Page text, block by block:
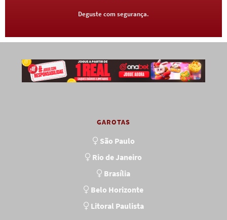
Deguste com segurança.
GAROTAS
São Paulo
Rio de Janeiro
Brasília
Belo Horizonte
Litoral Paulista